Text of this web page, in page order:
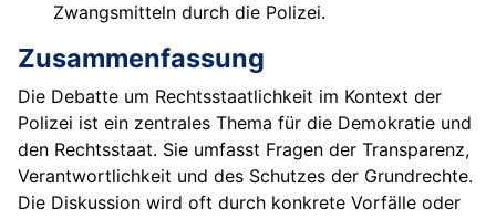
Zwangsmitteln durch die Polizei.
Zusammenfassung
Die Debatte um Rechtsstaatlichkeit im Kontext der
Polizei ist ein zentrales Thema für die Demokratie und
den Rechtsstaat. Sie umfasst Fragen der Transparenz,
Verantwortlichkeit und des Schutzes der Grundrechte.
Die Diskussion wird oft durch konkrete Vorfälle oder